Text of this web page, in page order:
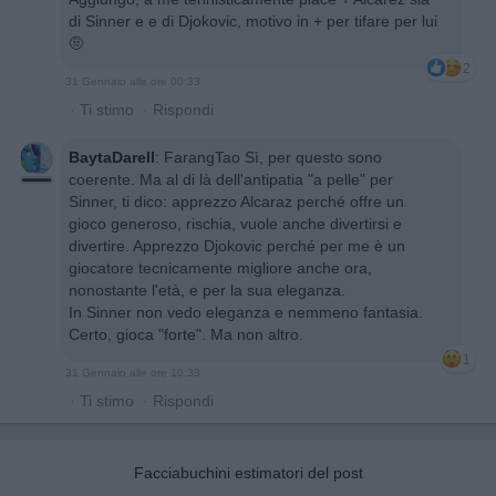
di Sinner e e di Djokovic, motivo in + per tifare per lui
🤨
2
31 Gennaio alle ore 00:33
· Ti stimo · Rispondi
BaytaDarell: FarangTao Sì, per questo sono
coerente. Ma al di là dell'antipatia "a pelle" per
Sinner, ti dico: apprezzo Alcaraz perché offre un
gioco generoso, rischia, vuole anche divertirsi e
divertire. Apprezzo Djokovic perché per me è un
giocatore tecnicamente migliore anche ora,
nonostante l'età, e per la sua eleganza.
In Sinner non vedo eleganza e nemmeno fantasia.
Certo, gioca "forte". Ma non altro.
1
31 Gennaio alle ore 10:33
· Ti stimo · Rispondi
Facciabuchini estimatori del post